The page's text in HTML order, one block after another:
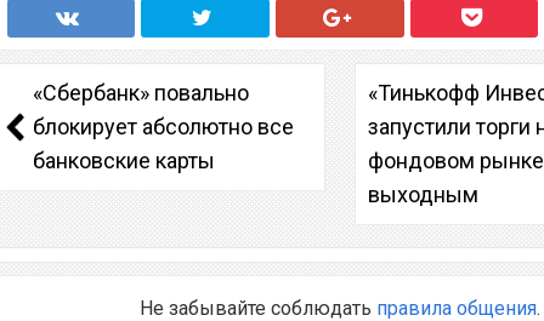
«Сбербанк» повально
блокирует абсолютно все
банковские карты
«Тинькофф
запустили торги
фондовом
выходным
Не забывайте соблюдать правила общения.